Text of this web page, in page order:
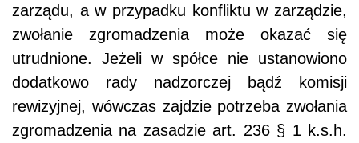
zarządu, a w przypadku konfliktu w zarządzie,
zwołanie zgromadzenia może okazać się
utrudnione. Jeżeli w spółce nie ustanowiono
dodatkowo rady nadzorczej bądź komisji
rewizyjnej, wówczas zajdzie potrzeba zwołania
zgromadzenia na zasadzie art. 236 § 1 k.s.h.